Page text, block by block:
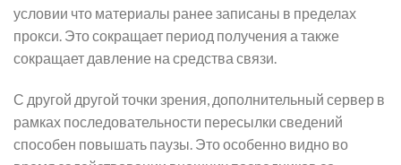
условии что материалы ранее записаны в пределах
прокси. Это сокращает период получения а также
сокращает давление на средства связи.
С другой другой точки зрения, дополнительный сервер в
рамках последовательности пересылки сведений
способен повышать паузы. Это особенно видно во